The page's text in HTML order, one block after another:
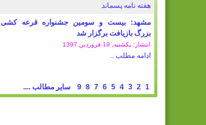
هفته نامه پسماند
مشهد: بیست و سومین جشنواره قرعه کشی
بزرگ بازیافت برگزار شد
انتشار: یکشنبه, 19 فروردين 1397
ادامه مطلب ..
1
2
3
4
5
6
7
8
9 سایر مطالب ....